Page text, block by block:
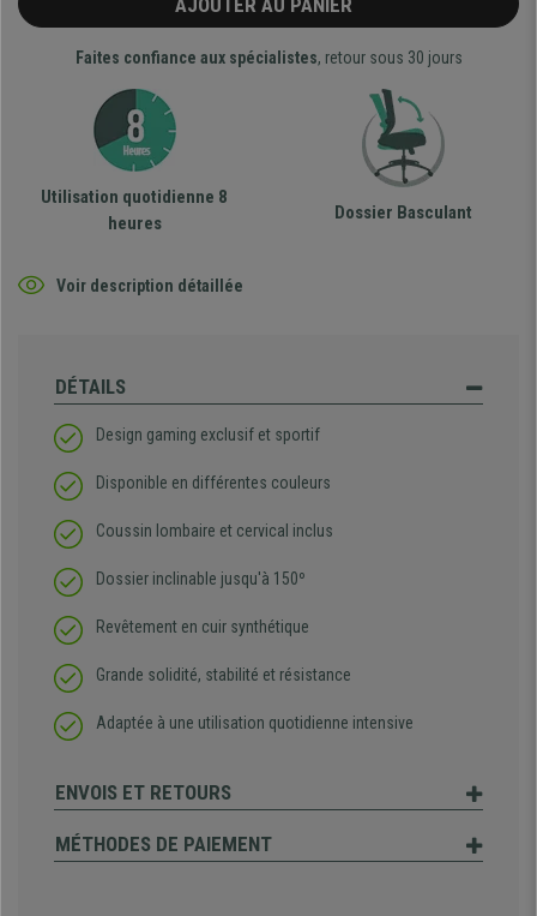
AJOUTER AU PANIER
Faites confiance aux spécialistes, retour sous 30 jours
Utilisation quotidienne 8
heures
Dossier Basculant
Voir description détaillée
DÉTAILS
Design gaming exclusif et sportif
Disponible en différentes couleurs
Coussin lombaire et cervical inclus
Dossier inclinable jusqu'à 150º
Revêtement en cuir synthétique
Grande solidité, stabilité et résistance
Adaptée à une utilisation quotidienne intensive
ENVOIS ET RETOURS
MÉTHODES DE PAIEMENT